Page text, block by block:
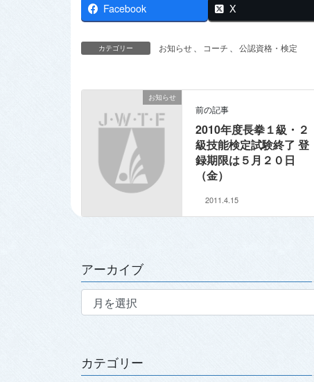
Facebook X
カテゴリー お知らせ コーチ 公認資格・検定
お知らせ
前の記事
2010年度長拳１級・２
級技能検定試験終了 登
録期限は５月２０日
（金）
2011.4.15
アーカイブ
ア
ブ
カテゴリー